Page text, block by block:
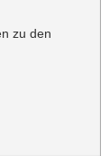
zu den